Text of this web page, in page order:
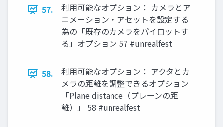
57.
利用可能なオプション： カメラとア
ニメーション・アセットを設定する
為の「既存のカメラをパイロットす
る」オプション 57 #unrealfest
58.
利用可能なオプション： アクタとカ
メラの距離を調整できるオプション
「Plane distance（プレーンの距
離）」 58 #unrealfest